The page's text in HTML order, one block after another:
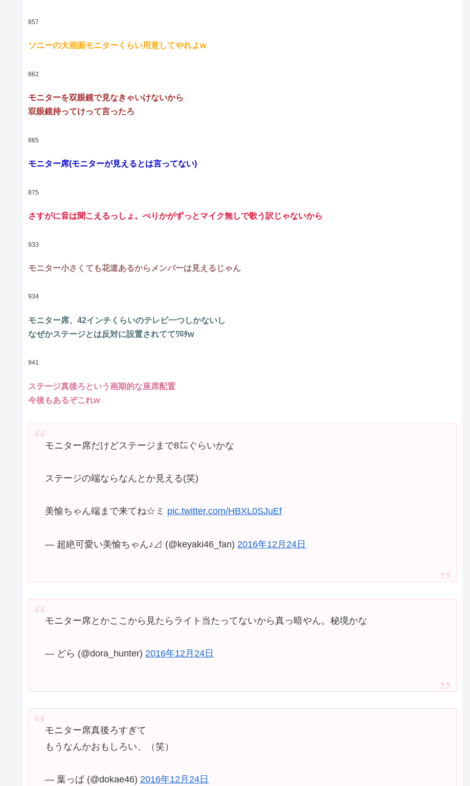
857
ソニーの大画面モニターくらい用意してやれよw
862
モニターを双眼鏡で見なきゃいけないから
双眼鏡持ってけって言ったろ
865
モニター席(モニターが見えるとは言ってない)
875
さすがに音は聞こえるっしょ。べりかがずっとマイク無しで歌う訳じゃないから
933
モニター小さくても花道あるからメンバーは見えるじゃん
934
モニター席、42インチくらいのテレビ一つしかないし
なぜかステージとは反対に設置されててﾜﾛﾀw
941
ステージ真後ろという画期的な座席配置
今後もあるぞこれw
モニター席だけどステージまで8㍍ぐらいかな
ステージの端ならなんとか見える(笑)
美愉ちゃん端まで来てね☆ミ pic.twitter.com/HBXL0SJuEf
— 超絶可愛い美愉ちゃん♪⊿ (@keyaki46_fan) 2016年12月24日
モニター席とかここから見たらライト当たってないから真っ暗やん。秘境かな
— どら (@dora_hunter) 2016年12月24日
モニター席真後ろすぎて
もうなんかおもしろい、（笑）
— 葉っぱ (@dokae46) 2016年12月24日